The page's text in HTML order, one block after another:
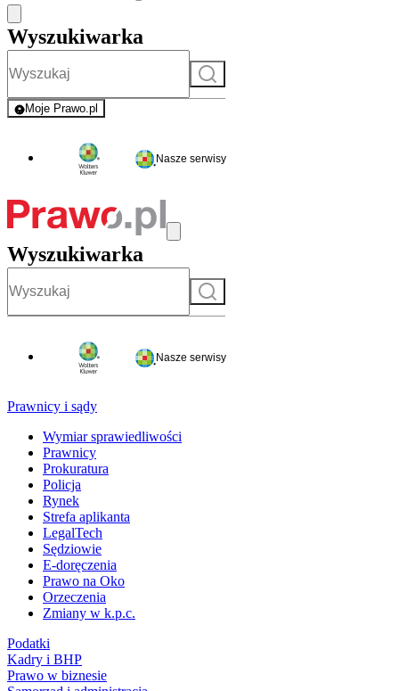
Wyszukiwarka
Szukaj
Moje Prawo.pl
- rejestracja i logowanie do serwisu
Nasze serwisy
Wyszukiwarka
Szukaj
Nasze serwisy
Prawnicy i sądy
Wymiar sprawiedliwości
Prawnicy
Prokuratura
Policja
Rynek
Strefa aplikanta
LegalTech
Sędziowie
E-doręczenia
Prawo na Oko
Orzeczenia
Zmiany w k.p.c.
Podatki
Kadry i BHP
Prawo w biznesie